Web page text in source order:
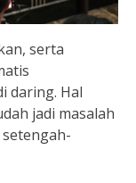
serta
daring. Hal
jadi masalah